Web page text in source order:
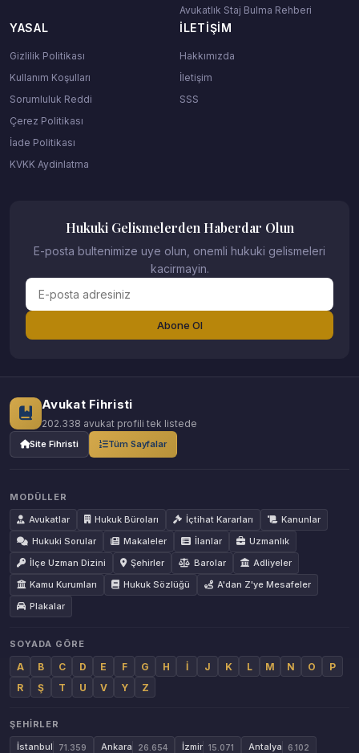
Avukatlık Staj Bulma Rehberi
YASAL
Gizlilik Politikası
Kullanım Koşulları
Sorumluluk Reddi
Çerez Politikası
İade Politikası
KVKK Aydinlatma
İLETIŞIM
Hakkımızda
İletişim
SSS
Hukuki Gelismelerden Haberdar Olun
E-posta bultenimize uye olun, onemli hukuki gelismeleri
kacirmayin.
Abone Ol
Avukat Fihristi
202.338 avukat profili tek listede
Site Fihristi Tüm Sayfalar
MODÜLLER
Avukatlar
Hukuk Büroları İçtihat Kararları
Kanunlar
Hukuki Sorular
Makaleler İlanlar
Uzmanlık
İlçe Uzman Dizini
Şehirler Barolar
Adliyeler
Kamu Kurumları
Hukuk Sözlüğü
A'dan Z'ye Mesafeler
Plakalar
SOYADA GÖRE
A B C D E F G H İ J K L M N O
P
R
Ş T U V Y Z
ŞEHIRLER
İstanbul
71.359 Ankara 26.654 İzmir 15.071 Antalya 6.102